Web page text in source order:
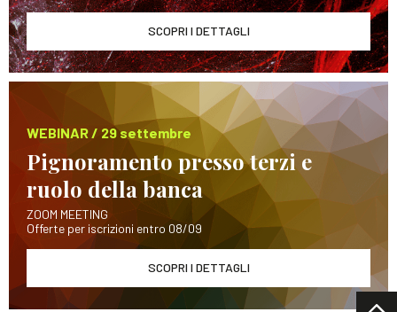
SCOPRI I DETTAGLI
WEBINAR / 29 settembre
Pignoramento presso terzi e
ruolo della banca
ZOOM MEETING
Offerte per iscrizioni entro 08/09
SCOPRI I DETTAGLI